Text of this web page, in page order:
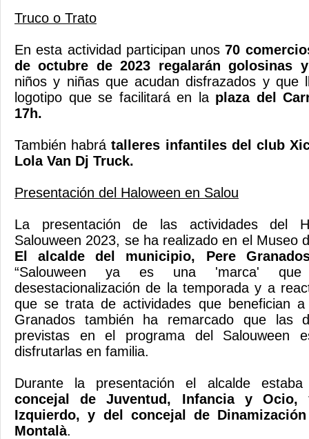
Truco o Trato
En esta actividad participan unos70
de octubre de 2023 regalarán golosinas
niños y niñas que acudan disfrazados y que
logotipo que se facilitará en la plaza del
17h.
También habrátalleres infantiles del club
Lola Van Dj Truck.
Presentación del Haloween en Salou
La presentación de las actividades del
Salouween 2023, se ha realizado en el Museo
El alcalde del municipio, Pere
“Salouween ya es una 'marca'
desestacionalización de la temporada y a
que se trata de actividades que benefician a
Granados también ha remarcado que las
previstas en el programa del Salouween
disfrutarlas en familia.
Durante la presentación el alcalde
concejal de Juventud, Infancia y
Izquierdo, y del concejal de
Montalà.